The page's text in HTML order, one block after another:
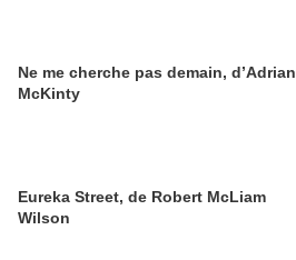
Ne me cherche pas demain, d’Adrian
McKinty
Eureka Street, de Robert McLiam
Wilson